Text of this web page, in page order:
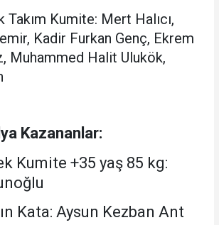
Takım Kumite: Mert Halıcı,
Kadir Furkan Genç, Ekrem
Muhammed Halit Ulukök,
Kazananlar:
Kumite +35 yaş 85 kg:
Kata: Aysun Kezban Ant